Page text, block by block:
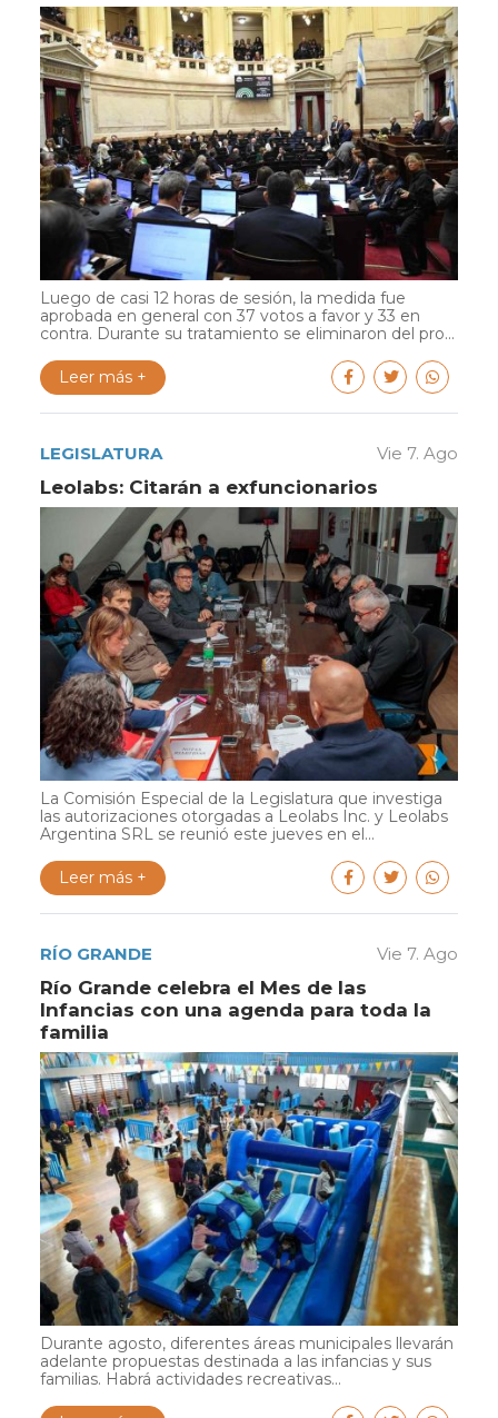
Luego de casi 12 horas de sesión, la medida fue
aprobada en general con 37 votos a favor y 33 en
contra. Durante su tratamiento se eliminaron del pro...
Leer más +
LEGISLATURA Vie 7. Ago
Leolabs: Citarán a exfuncionarios
La Comisión Especial de la Legislatura que investiga
las autorizaciones otorgadas a Leolabs Inc. y Leolabs
Argentina SRL se reunió este jueves en el...
Leer más +
RÍO GRANDE Vie 7. Ago
Río Grande celebra el Mes de las
Infancias con una agenda para toda la
familia
Durante agosto, diferentes áreas municipales llevarán
adelante propuestas destinada a las infancias y sus
familias. Habrá actividades recreativas...